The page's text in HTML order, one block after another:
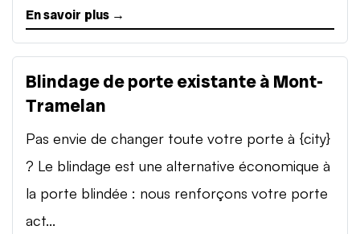
En savoir plus →
Blindage de porte existante à Mont-
Tramelan
Pas envie de changer toute votre porte à {city}
? Le blindage est une alternative économique à
la porte blindée : nous renforçons votre porte
act...